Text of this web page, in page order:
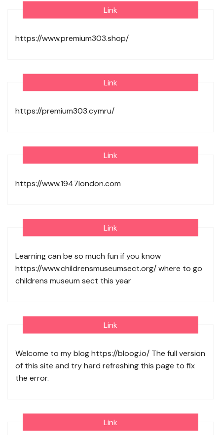
Link
https://www.premium303.shop/
Link
https://premium303.cymru/
Link
https://www.1947london.com
Link
Learning can be so much fun if you know
https://www.childrensmuseumsect.org/where to go
childrens museum sect this year
Link
Welcome to my bloghttps://bloog.io/ The full version
of this site and try hard refreshing this page to fix
the error.
Link